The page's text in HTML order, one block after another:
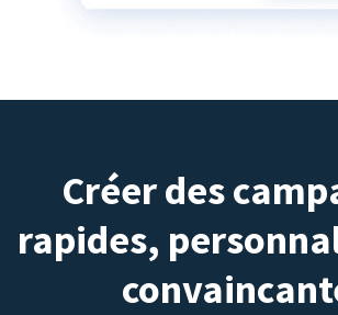
Créer des
rapides,